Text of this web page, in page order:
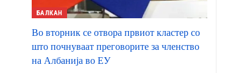
БАЛКАН
Во вторник се отвора првиот кластер со
што почнуваат преговорите за членство
на Албанија во ЕУ